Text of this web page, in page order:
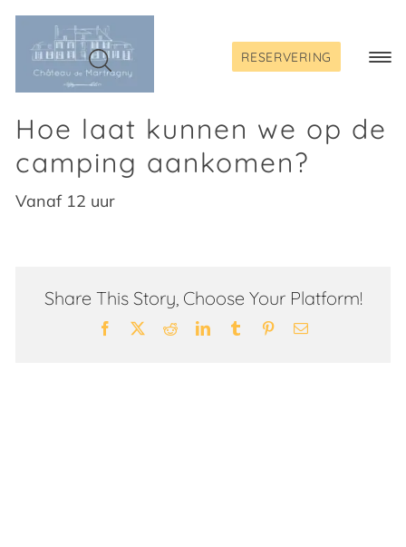
Skip
content
RESERVERING
Hoe laat kunnen we op de
camping aankomen?
Vanaf 12 uur
Share This Story, Choose Your Platform!
Facebook RedditLinkedInTumblr PinterestEmail